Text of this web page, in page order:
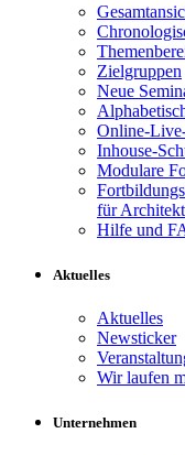
Zielgruppen
Neue
Online-
Inhouse-
Modulare
für
Hilfe und
Aktuelles
Aktuelles
Newsticker
Wir laufen
Unternehmen